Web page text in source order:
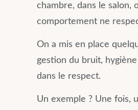
chambre, dans le salon,
comportement ne
On a mis en place
gestion du bruit,
dans le respect.
Un exemple ? Une fois,